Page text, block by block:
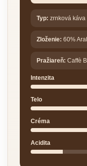
Typ: zrnková káva
Zloženie: 60%
Pražiareň: Caffè
Intenzita
Telo
Créma
Acidita